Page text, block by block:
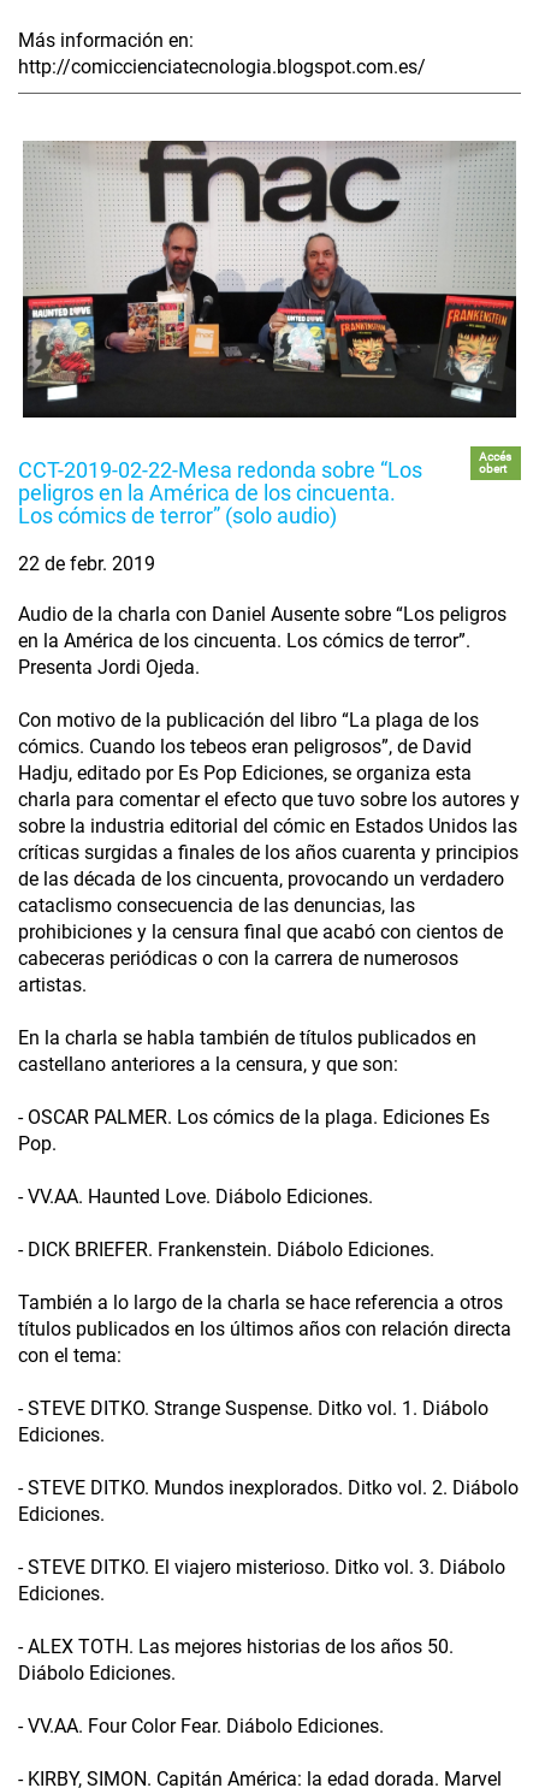
Más información en:
http://comiccienciatecnologia.blogspot.com.es/
CCT-2019-02-22-Mesa redonda sobre “Los
peligros en la América de los cincuenta.
Los cómics de terror” (solo audio)
Accés
obert
22 de febr. 2019
Audio de la charla con Daniel Ausente sobre “Los peligros
en la América de los cincuenta. Los cómics de terror”.
Presenta Jordi Ojeda.
Con motivo de la publicación del libro “La plaga de los
cómics. Cuando los tebeos eran peligrosos”, de David
Hadju, editado por Es Pop Ediciones, se organiza esta
charla para comentar el efecto que tuvo sobre los autores y
sobre la industria editorial del cómic en Estados Unidos las
críticas surgidas a finales de los años cuarenta y principios
de las década de los cincuenta, provocando un verdadero
cataclismo consecuencia de las denuncias, las
prohibiciones y la censura final que acabó con cientos de
cabeceras periódicas o con la carrera de numerosos
artistas.
En la charla se habla también de títulos publicados en
castellano anteriores a la censura, y que son:
- OSCAR PALMER. Los cómics de la plaga. Ediciones Es
Pop.
- VV.AA. Haunted Love. Diábolo Ediciones.
- DICK BRIEFER. Frankenstein. Diábolo Ediciones.
También a lo largo de la charla se hace referencia a otros
títulos publicados en los últimos años con relación directa
con el tema:
- STEVE DITKO. Strange Suspense. Ditko vol. 1. Diábolo
Ediciones.
- STEVE DITKO. Mundos inexplorados. Ditko vol. 2. Diábolo
Ediciones.
- STEVE DITKO. El viajero misterioso. Ditko vol. 3. Diábolo
Ediciones.
- ALEX TOTH. Las mejores historias de los años 50.
Diábolo Ediciones.
- VV.AA. Four Color Fear. Diábolo Ediciones.
- KIRBY, SIMON. Capitán América: la edad dorada. Marvel